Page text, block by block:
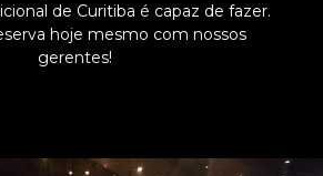
de Curitiba é capaz de fazer.
hoje mesmo com nossos
gerentes!